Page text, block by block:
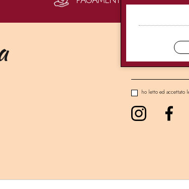
NEWSLETTER
ho letto ed accettato